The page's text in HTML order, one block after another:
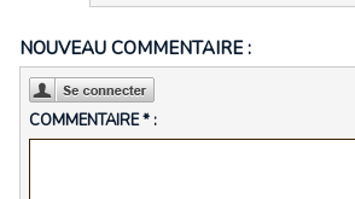
NOUVEAU COMMENTAIRE :
COMMENTAIRE * :